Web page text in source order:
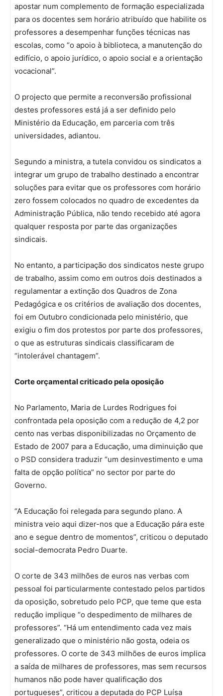
apostar num complemento de formação especializada
para os docentes sem horário atribuído que habilite os
professores a desempenhar funções técnicas nas
escolas, como “o apoio à biblioteca, a manutenção do
edifício, o apoio jurídico, o apoio social e a orientação
vocacional”.
O projecto que permite a reconversão profissional
destes professores está já a ser definido pelo
Ministério da Educação, em parceria com três
universidades, adiantou.
Segundo a ministra, a tutela convidou os sindicatos a
integrar um grupo de trabalho destinado a encontrar
soluções para evitar que os professores com horário
zero fossem colocados no quadro de excedentes da
Administração Pública, não tendo recebido até agora
qualquer resposta por parte das organizações
sindicais.
No entanto, a participação dos sindicatos neste grupo
de trabalho, assim como em outros dois destinados a
regulamentar a extinção dos Quadros de Zona
Pedagógica e os critérios de avaliação dos docentes,
foi em Outubro condicionada pelo ministério, que
exigiu o fim dos protestos por parte dos professores,
o que as estruturas sindicais classificaram de
“intolerável chantagem”.
Corte orçamental criticado pela oposição
No Parlamento, Maria de Lurdes Rodrigues foi
confrontada pela oposição com a redução de 4,2 por
cento nas verbas disponibilizadas no Orçamento de
Estado de 2007 para a Educação, uma diminuição que
o PSD considera traduzir “um desinvestimento e uma
falta de opção política” no sector por parte do
Governo.
“A Educação foi relegada para segundo plano. A
ministra veio aqui dizer-nos que a Educação pára este
ano e segue dentro de momentos”, criticou o deputado
social-democrata Pedro Duarte.
O corte de 343 milhões de euros nas verbas com
pessoal foi particularmente contestado pelos partidos
da oposição, sobretudo pelo PCP, que teme que esta
redução implique “o despedimento de milhares de
professores”. “Há um entendimento cada vez mais
generalizado que o ministério não gosta, odeia os
professores. O corte de 343 milhões de euros implica
a saída de milhares de professores, mas sem recursos
humanos não pode haver qualificação dos
portugueses”, criticou a deputada do PCP Luísa